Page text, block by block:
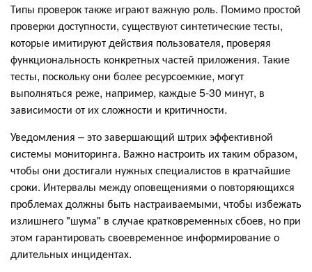
Типы проверок также играют важную роль. Помимо простой
проверки доступности, существуют синтетические тесты,
которые имитируют действия пользователя, проверяя
функциональность конкретных частей приложения. Такие
тесты, поскольку они более ресурсоемкие, могут
выполняться реже, например, каждые 5-30 минут, в
зависимости от их сложности и критичности.
Уведомления – это завершающий штрих эффективной
системы мониторинга. Важно настроить их таким образом,
чтобы они достигали нужных специалистов в кратчайшие
сроки. Интервалы между оповещениями о повторяющихся
проблемах должны быть настраиваемыми, чтобы избежать
излишнего "шума" в случае кратковременных сбоев, но при
этом гарантировать своевременное информирование о
длительных инцидентах.